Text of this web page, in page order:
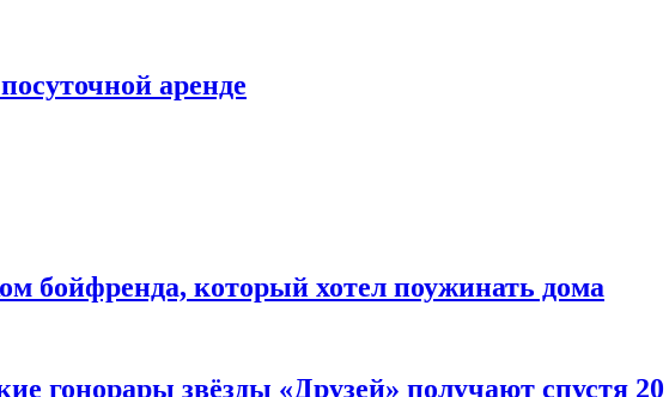
аренде
бойфренда, который хотел поужинать дома
гонорары звёзды «Друзей» получают спустя